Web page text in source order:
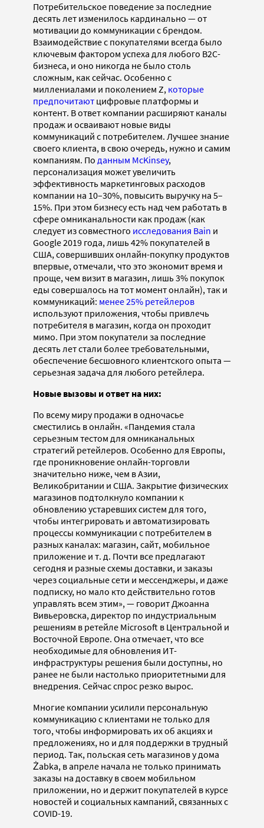
Потребительское поведение за последние
десять лет изменилось кардинально — от
мотивации до коммуникации с брендом.
Взаимодействие с покупателями всегда было
ключевым фактором успеха для любого B2C-
бизнеса, и оно никогда не было столь
сложным, как сейчас. Особенно с
миллениалами и поколением Z, которые
предпочитают цифровые платформы и
контент. В ответ компании расширяют каналы
продаж и осваивают новые виды
коммуникаций с потребителем. Лучшее знание
своего клиента, в свою очередь, нужно и самим
компаниям. По данным McKinsey,
персонализация может увеличить
эффективность маркетинговых расходов
компании на 10–30%, повысить выручку на 5–
15%. При этом бизнесу есть над чем работать в
сфере омниканальности как продаж (как
следует из совместного исследования Bain и
Google 2019 года, лишь 42% покупателей в
США, совершивших онлайн-покупку продуктов
впервые, отмечали, что это экономит время и
проще, чем визит в магазин, лишь 3% покупок
еды совершалось на тот момент онлайн), так и
коммуникаций: менее 25% ретейлеров
используют приложения, чтобы привлечь
потребителя в магазин, когда он проходит
мимо. При этом покупатели за последние
десять лет стали более требовательными,
обеспечение бесшовного клиентского опыта —
серьезная задача для любого ретейлера.
Новые вызовы и ответ на них:
По всему миру продажи в одночасье
сместились в онлайн. «Пандемия стала
серьезным тестом для омниканальных
стратегий ретейлеров. Особенно для Европы,
где проникновение онлайн-торговли
значительно ниже, чем в Азии,
Великобритании и США. Закрытие физических
магазинов подтолкнуло компании к
обновлению устаревших систем для того,
чтобы интегрировать и автоматизировать
процессы коммуникации с потребителем в
разных каналах: магазин, сайт, мобильное
приложение и т. д. Почти все предлагают
сегодня и разные схемы доставки, и заказы
через социальные сети и мессенджеры, и даже
подписку, но мало кто действительно готов
управлять всем этим», — говорит Джоанна
Вивьеровска, директор по индустриальным
решениям в ретейле Microsoft в Центральной и
Восточной Европе. Она отмечает, что все
необходимые для обновления ИТ-
инфраструктуры решения были доступны, но
ранее не были настолько приоритетными для
внедрения. Сейчас спрос резко вырос.
Многие компании усилили персональную
коммуникацию с клиентами не только для
того, чтобы информировать их об акциях и
предложениях, но и для поддержки в трудный
период. Так, польская сеть магазинов у дома
Żabka, в апреле начала не только принимать
заказы на доставку в своем мобильном
приложении, но и держит покупателей в курсе
новостей и социальных кампаний, связанных с
COVID-19.